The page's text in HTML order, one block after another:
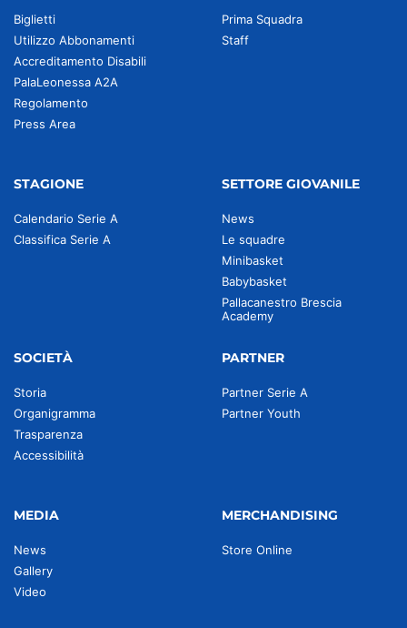
Biglietti
Utilizzo Abbonamenti
Accreditamento Disabili
PalaLeonessa A2A
Regolamento
Press Area
Prima Squadra
Staff
STAGIONE
Calendario Serie A
Classifica Serie A
SETTORE GIOVANILE
News
Le squadre
Minibasket
Babybasket
Pallacanestro Brescia
Academy
SOCIETÀ
Storia
Organigramma
Trasparenza
Accessibilità
PARTNER
Partner Serie A
Partner Youth
MEDIA
News
Gallery
Video
MERCHANDISING
Store Online